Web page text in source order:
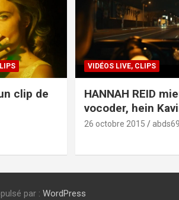
clip de
VIDÉOS LIVE, CLIPS
HANNAH REID
vocoder, hein
26 octobre 2015 abds69
par : WordPress